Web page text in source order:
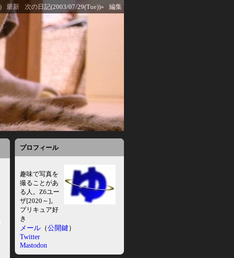
最新 次の日記(2003/07/29(Tue))» 編集
プロフィール
趣味で写真を
撮ることがあ
る人。Z6ユー
ザ[2020～]。
プリキュア好
き
メール （公開鍵）
Twitter
Mastodon